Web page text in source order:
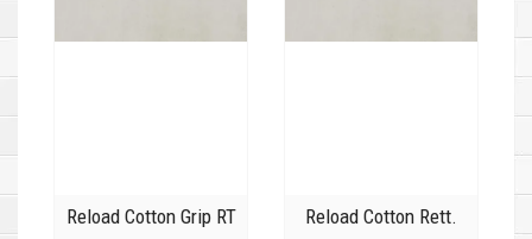
Reload Cotton Grip RT Reload Cotton Rett.